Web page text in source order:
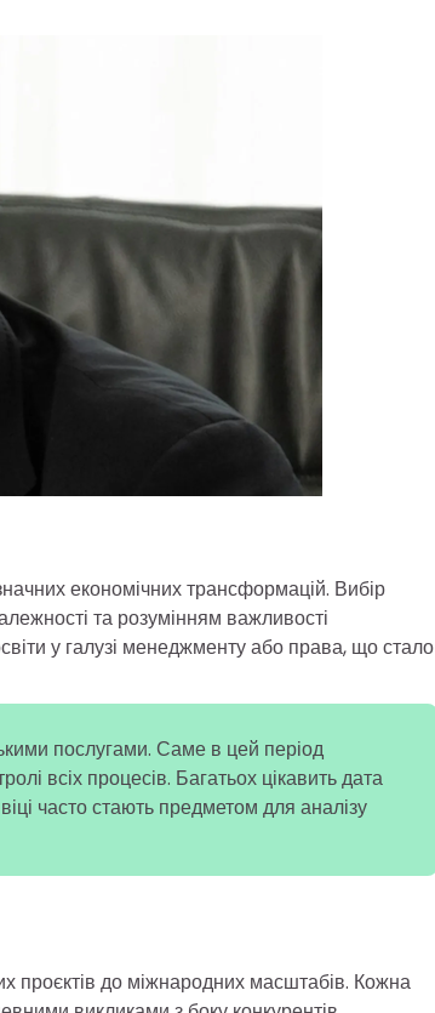
економічних трансформацій. Вибір
та розумінням важливості
у галузі менеджменту або права, що стало
послугами. Саме в цей період
всіх процесів. Багатьох цікавить дата
часто стають предметом для аналізу
проєктів до міжнародних масштабів. Кожна